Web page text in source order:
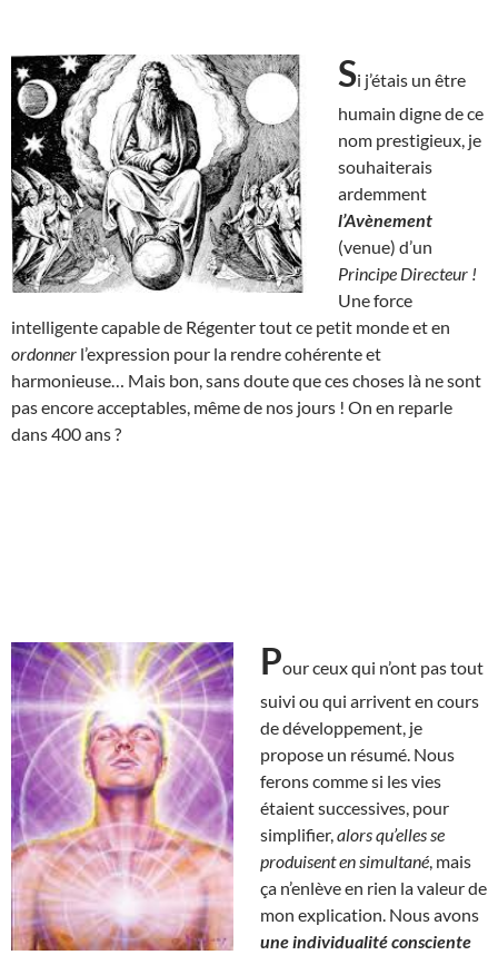
Si j’étais un être
humain digne de ce
nom prestigieux, je
souhaiterais
ardemment
l’Avènement
(venue) d’un
Principe Directeur !
Une force
intelligente capable de Régenter tout ce petit monde et en
ordonner l’expression pour la rendre cohérente et
harmonieuse… Mais bon, sans doute que ces choses là ne sont
pas encore acceptables, même de nos jours ! On en reparle
dans 400 ans ?
Pour ceux qui n’ont pas tout
suivi ou qui arrivent en cours
de développement, je
propose un résumé. Nous
ferons comme si les vies
étaient successives, pour
simplifier, alors qu’elles se
produisent en simultané , mais
ça n’enlève en rien la valeur de
mon explication. Nous avons
une individualité consciente